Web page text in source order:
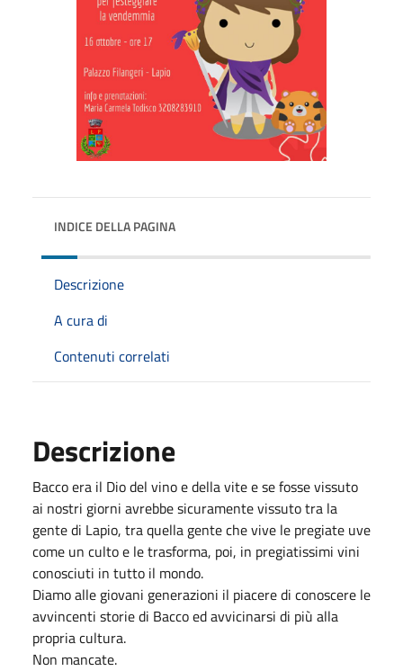
INDICE DELLA PAGINA
Descrizione
A cura di
Contenuti correlati
Descrizione
Bacco era il Dio del vino e della vite e se fosse vissuto
ai nostri giorni avrebbe sicuramente vissuto tra la
gente di Lapio, tra quella gente che vive le pregiate uve
come un culto e le trasforma, poi, in pregiatissimi vini
conosciuti in tutto il mondo.
Diamo alle giovani generazioni il piacere di conoscere le
avvincenti storie di Bacco ed avvicinarsi di più alla
propria cultura.
Non mancate.